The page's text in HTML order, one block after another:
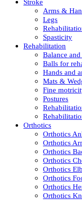
Stroke
Arms &
Legs
Spasticity
Rehabilitation
Balance
Balls for
Hands and
Mats &
Fine
Postures
Orthotics
Orthotics
Orthotics
Orthotics
Orthotics
Orthotics
Orthotics
Orthotics
Orthotics